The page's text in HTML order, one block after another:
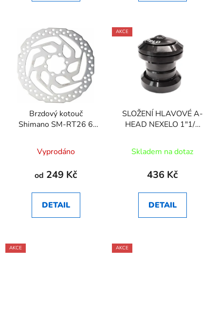
Brzdový kotouč
Shimano SM-RT26 6
Vyprodáno
od 249 Kč
DETAIL
AKCE
SLOŽENÍ HLAVOVÉ A-
HEAD NEXELO 1"1/8
Skladem na dotaz
436 Kč
DETAIL
AKCE AKCE